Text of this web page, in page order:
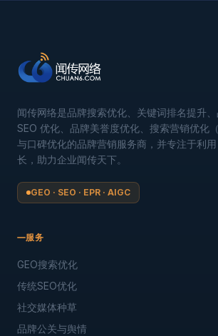
闻传网络是品牌搜索优化、关键词排名提升
SEO 优化、品牌美誉度优化、搜索营销优化
与口碑优化的品牌营销服务商，并专注于利
长，助力企业闻传天下。
GEO · SEO · EPR · AIGC
服务
GEO搜索优化
传统SEO优化
社交媒体种草
品牌公关与舆情